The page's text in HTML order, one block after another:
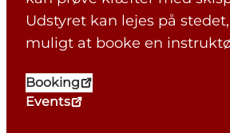
Udstyret kan lejes på
muligt at booke en
Booking
Events